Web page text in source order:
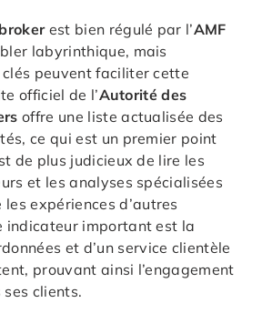
brokerest bien régulé par l’AMF
labyrinthique, mais
peuvent faciliter cette
officiel de l’Autorité des
offre une liste actualisée des
ce qui est un premier point
de plus judicieux de lire les
et les analyses spécialisées
expériences d’autres
indicateur important est la
et d’un service clientèle
prouvant ainsi l’engagement
clients.